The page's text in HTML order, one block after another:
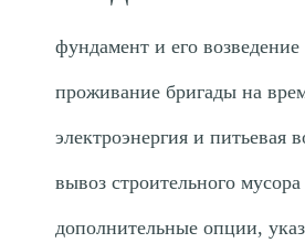
фундамент и его возведение
проживание бригады на
электроэнергия и питьевая
вывоз строительного мусора
дополнительные опции,